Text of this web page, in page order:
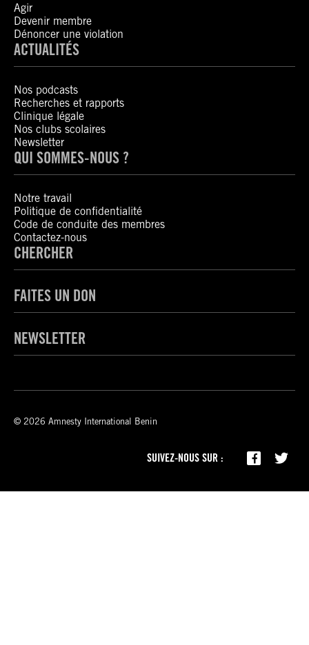
Agir
Devenir membre
Dénoncer une violation
ACTUALITÉS
Nos podcasts
Recherches et rapports
Clinique légale
Nos clubs scolaires
Newsletter
QUI SOMMES-NOUS ?
Notre travail
Politique de confidentialité
Code de conduite des membres
Contactez-nous
CHERCHER
FAITES UN DON
NEWSLETTER
© 2026 Amnesty International Benin
SUIVEZ-NOUS SUR :